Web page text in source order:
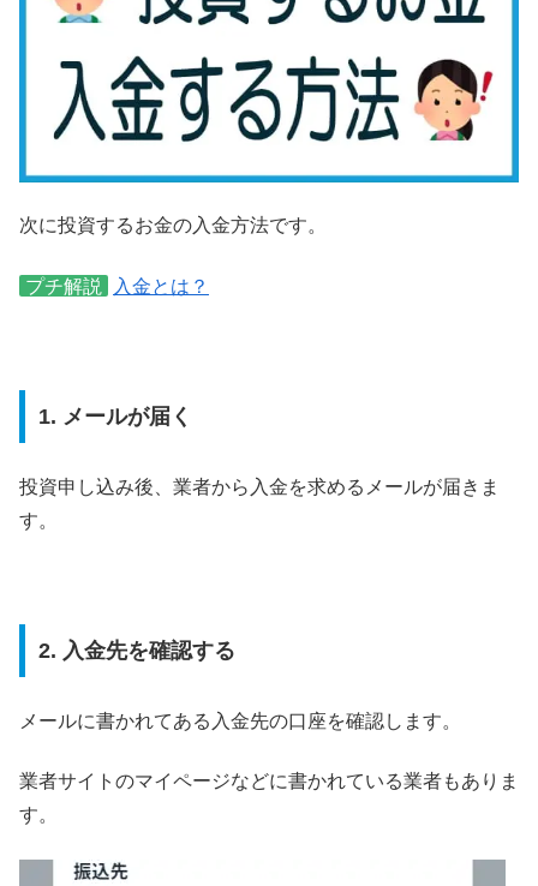
次に投資するお金の入金方法です。
プチ解説 入金とは？
1. メールが届く
投資申し込み後、業者から入金を求めるメールが届きま
す。
2. 入金先を確認する
メールに書かれてある入金先の口座を確認します。
業者サイトのマイページなどに書かれている業者もありま
す。